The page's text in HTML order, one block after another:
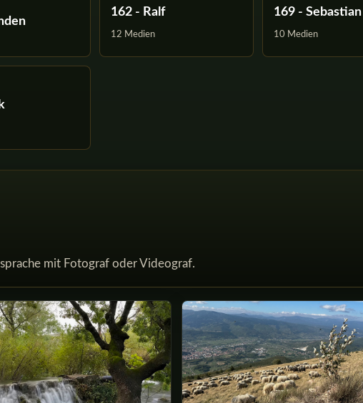
162 - Ralf
12 Medien
169 - Sebastian
10 Medien
mit Fotograf oder Videograf.